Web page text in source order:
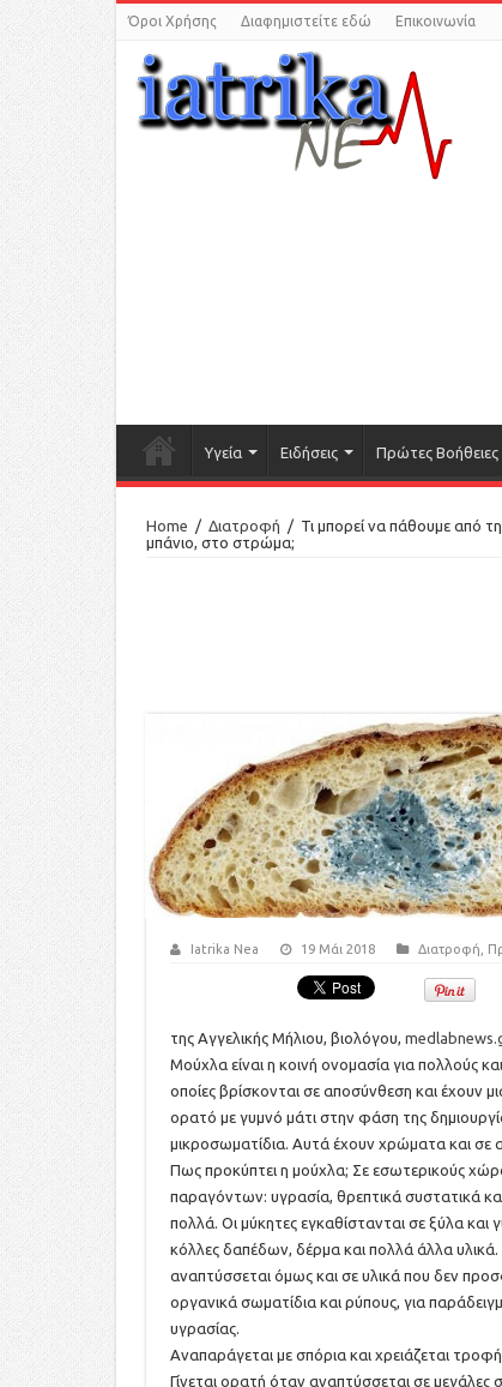
Όροι Χρήσης Διαφημιστείτε εδώ Επικοινωνία
Υγεία Ειδήσεις Πρώτες Βοήθειες
Home / Διατροφή / Τι μπορεί να πάθουμε από
μπάνιο, στο στρώμα;
Iatrika Nea 19 Μάι 2018 Διατροφή
της Αγγελικής Μήλιου, βιολόγου,
Μούχλα είναι η κοινή ονομασία για πολλούς
οποίες βρίσκονται σε αποσύνθεση και έχουν
ορατό με γυμνό μάτι στην φάση της
μικροσωματίδια. Αυτά έχουν χρώματα και σε
Πως προκύπτει η μούχλα; Σε εσωτερικούς
παραγόντων: υγρασία, θρεπτικά συστατικά
πολλά. Οι μύκητες εγκαθίστανται σε ξύλα και
κόλλες δαπέδων, δέρμα και πολλά άλλα
αναπτύσσεται όμως και σε υλικά που δεν
οργανικά σωματίδια και ρύπους, για
υγρασίας.
Αναπαράγεται με σπόρια και χρειάζεται
Γίνεται ορατή όταν αναπτύσσεται σε μεγάλες